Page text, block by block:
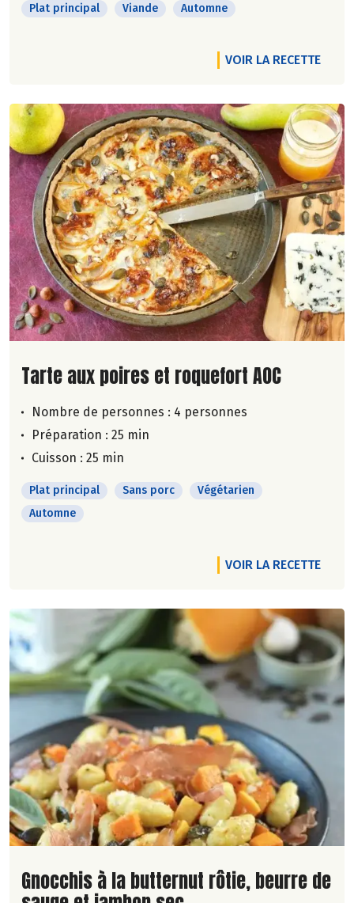
Plat principal Viande Automne
VOIR LA RECETTE
Lire la suite de la recette
Tarte aux poires et roquefort AOC
Nombre de personnes : 4 personnes
Préparation : 25 min
Cuisson : 25 min
Plat principal Sans porc
Végétarien
Automne
VOIR LA RECETTE
Lire la suite de la recette
Gnocchis à la butternut rôtie, beurre de